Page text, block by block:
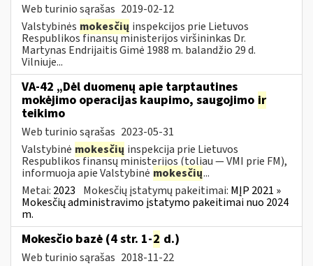
Web turinio sąrašas 2019-02-12
Valstybinės mokesčių inspekcijos prie Lietuvos
Respublikos finansų ministerijos viršininkas Dr.
Martynas Endrijaitis Gimė 1988 m. balandžio 29 d.
Vilniuje...
VA-42 „Dėl duomenų apie tarptautines
mokėjimo operacijas kaupimo, saugojimo ir
teikimo
Web turinio sąrašas 2023-05-31
Valstybinė mokesčių inspekcija prie Lietuvos
Respublikos finansų ministerijos (toliau ― VMI prie FM),
informuoja apie Valstybinė mokesčių...
Metai: 2023 Mokesčių įstatymų pakeitimai: MĮP 2021 »
Mokesčių administravimo įstatymo pakeitimai nuo 2024
m.
Mokesčio bazė (4 str. 1-2 d.)
Web turinio sąrašas 2018-11-22